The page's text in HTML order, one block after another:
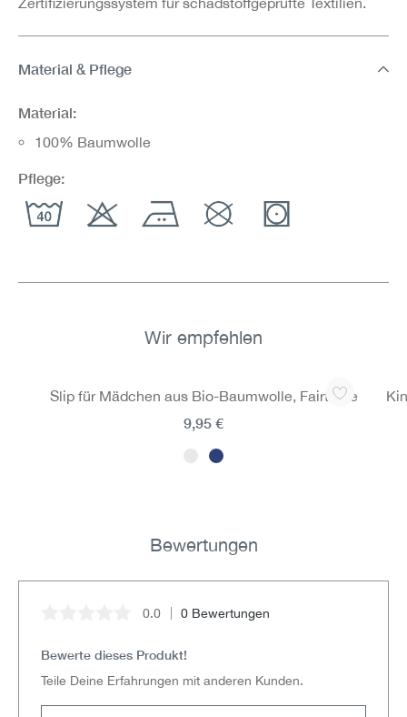
Material & Pflege
Material:
100% Baumwolle
Pflege:
Wir empfehlen
Slip für Mädchen aus Bio-Baumwolle, Fairtrade
9,95 €
Bewertungen
Durchschnittliche Bewertung von 0 von 5 Sternen
0.0 0 Bewertungen
Bewerte dieses Produkt!
Teile Deine Erfahrungen mit anderen Kunden.